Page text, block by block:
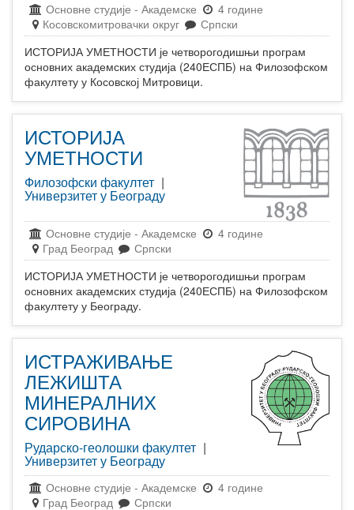
Основне студије - Академске
4 године
Косовскомитровачки округ
Српски
ИСТОРИЈА УМЕТНОСТИ је четворогодишњи програм
основних академских студија (240ЕСПБ) на Филозофском
факултету у Косовској Митровици.
ИСТОРИЈА
УМЕТНОСТИ
Филозофски факултет |
Универзитет у Београду
Основне студије - Академске
4 године
Град Београд
Српски
ИСТОРИЈА УМЕТНОСТИ је четворогодишњи програм
основних академских студија (240ЕСПБ) на Филозофском
факултету у Београду.
ИСТРАЖИВАЊЕ
ЛЕЖИШТА
МИНЕРАЛНИХ
СИРОВИНА
Рударско-геолошки факултет |
Универзитет у Београду
Основне студије - Академске
4 године
Град Београд
Српски